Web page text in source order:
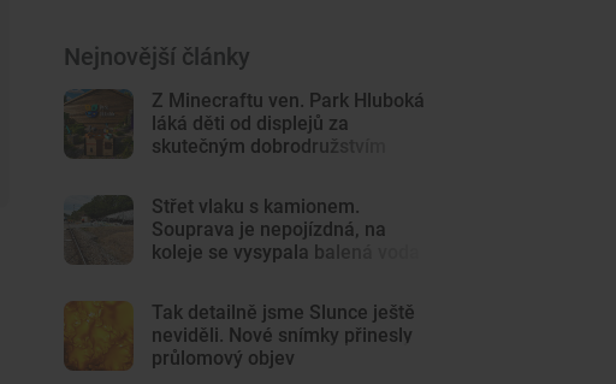
Nejnovější články
Z Minecraftu ven. Park Hluboká
láká děti od displejů za
skutečným dobrodružstvím
Střet vlaku s kamionem.
Souprava je nepojízdná, na
koleje se vysypala balená voda
Tak detailně jsme Slunce ještě
neviděli. Nové snímky přinesly
průlomový objev